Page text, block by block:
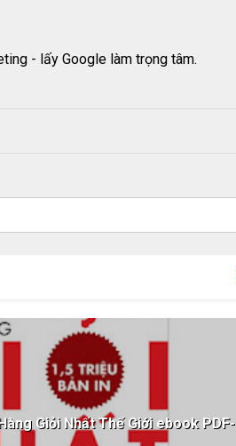
- lấy Google làm trọng tâm.
Giỏi Nhất Thế Giới ebook PDF-